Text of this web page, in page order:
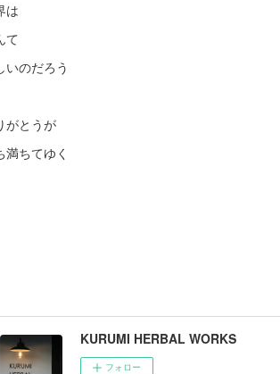
は
て
いのだろう
がとうが
満ちてゆく
KURUMI HERBAL WORKS
フォロー